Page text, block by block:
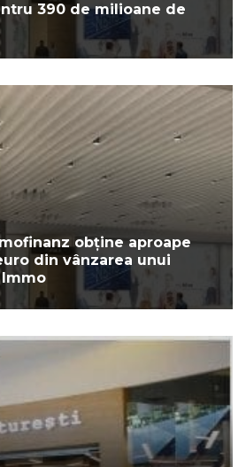
390 de milioane de
obține aproape
din vânzarea unui